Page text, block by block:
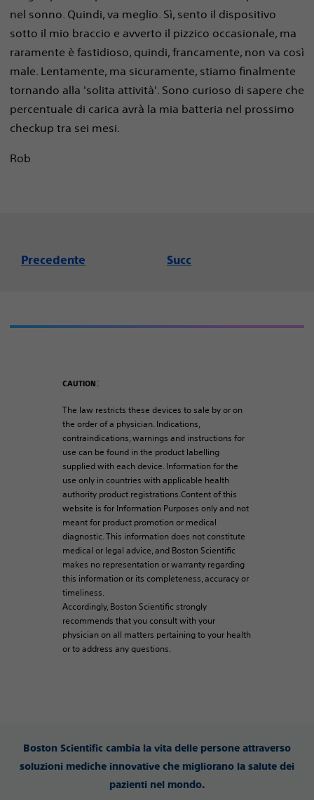
nel sonno. Quindi, va meglio. Sì, sento il dispositivo
sotto il mio braccio e avverto il pizzico occasionale, ma
raramente è fastidioso, quindi, francamente, non va così
male. Lentamente, ma sicuramente, stiamo finalmente
tornando alla 'solita attività'. Sono curioso di sapere che
percentuale di carica avrà la mia batteria nel prossimo
checkup tra sei mesi.
Rob
Precedente Succ
CAUTION :
The law restricts these devices to sale by or on
the order of a physician. Indications,
contraindications, warnings and instructions for
use can be found in the product labelling
supplied with each device. Information for the
use only in countries with applicable health
authority product registrations.Content of this
website is for Information Purposes only and not
meant for product promotion or medical
diagnostic. This information does not constitute
medical or legal advice, and Boston Scientific
makes no representation or warranty regarding
this information or its completeness, accuracy or
timeliness.
Accordingly, Boston Scientific strongly
recommends that you consult with your
physician on all matters pertaining to your health
or to address any questions.
Boston Scientific cambia la vita delle persone attraverso
soluzioni mediche innovative che migliorano la salute dei
pazienti nel mondo.